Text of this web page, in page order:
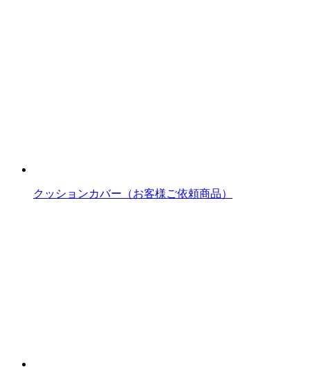
クッションカバー（お客様ご依頼商品）